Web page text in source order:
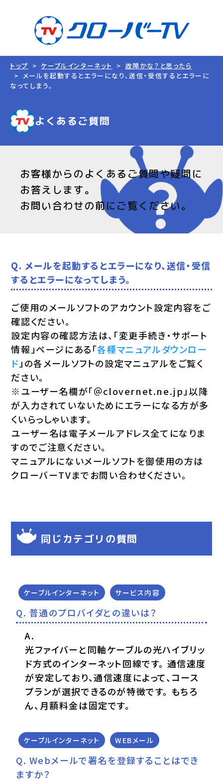
トップ ケーブルインターネット
故障かな？と思ったら
メールを起動するとエラーになり、送信・受信するとエラーに
なってしまう。
よくあるご質問
お客様からのよくあるご質問や疑問に
お答えします。
お問い合わせの前にご覧ください。
Q. メールを起動するとエラーになり、送信・受信
するとエラーになってしまう。
ご使用のメールソフトのアカウント設定内容をご
確認ください。
設定内容の確認方法は、「変更手続き・サポート
情報」ページにある「各種マニュアルダウンロー
ド 」の各メールソフトの設定マニュアルをご覧く
ださい。
※ユーザー名欄が「＠clovernet.ne.jp」以降
が入力されていないためにエラーになる方が多
くいらっしゃいます。
ユーザー名は電子メールアドレス全てになりま
すのでご注意ください。
マニュアルにないメールソフトを御使用の方は
クローバーTVまでお問い合わせください。
同じカテゴリの質問
ケーブルインターネット サービス内容
普通のプロバイダとの違いは？
光ファイバーと同軸ケーブルの光ハイブリッ
ド方式のインターネット回線です。 通信速度
が安定しており、通信速度によって、コース
プランが選択できるのが特徴です。 もちろ
ん、月額料金は固定です。
ケーブルインターネット WEBメール
Webメールで署名を登録することはでき
ますか？